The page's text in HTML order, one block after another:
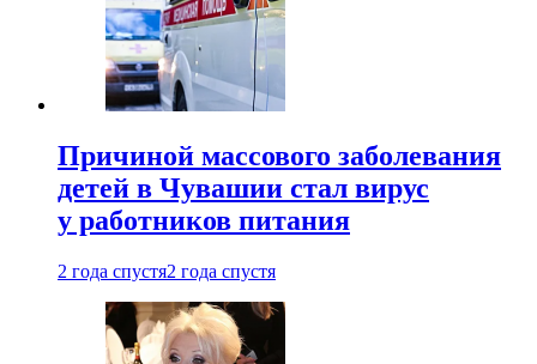
Причиной массового заболевания
детей в Чувашии стал вирус
у работников питания
2 года спустя2 года спустя